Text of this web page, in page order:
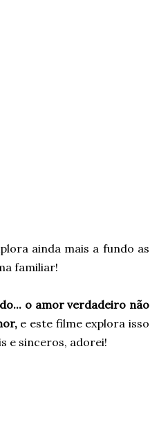
ainda mais a fundo as
familiar!
o amor verdadeiro não
e este filme explora isso
e sinceros, adorei!